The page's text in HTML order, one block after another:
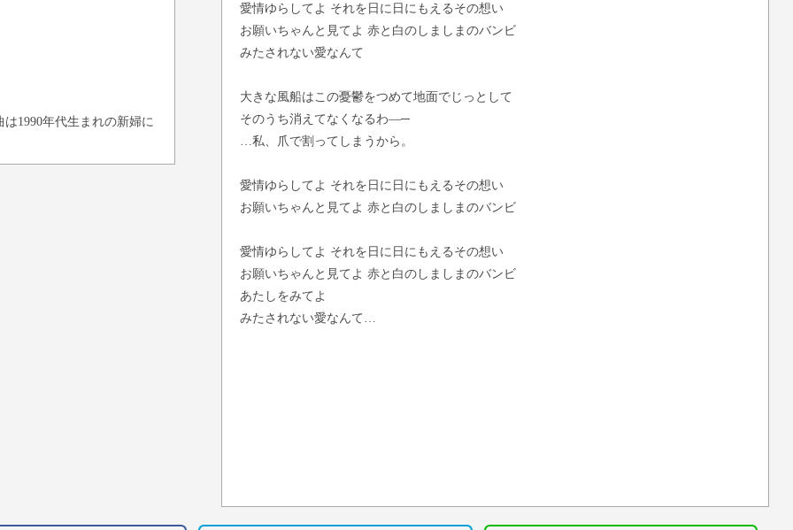
1990年代生まれの新婦に
愛情ゆらしてよ それを日に日にもえるその想い
お願いちゃんと見てよ 赤と白のしましまのバンビ
みたされない愛なんて
大きな風船はこの憂鬱をつめて地面でじっとして
そのうち消えてなくなるわ―─
…私、爪で割ってしまうから。
愛情ゆらしてよ それを日に日にもえるその想い
お願いちゃんと見てよ 赤と白のしましまのバンビ
愛情ゆらしてよ それを日に日にもえるその想い
お願いちゃんと見てよ 赤と白のしましまのバンビ
あたしをみてよ
みたされない愛なんて…